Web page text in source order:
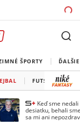
ŠPORTY
FUTSAL
Keď sme
desiatku, behali
sa mi ani